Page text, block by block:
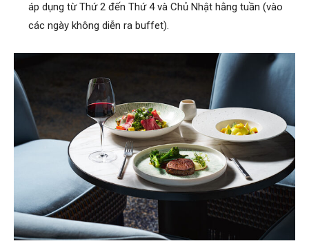
áp dụng từ Thứ 2 đến Thứ 4 và Chủ Nhật hằng tuần (vào
các ngày không diễn ra buffet).